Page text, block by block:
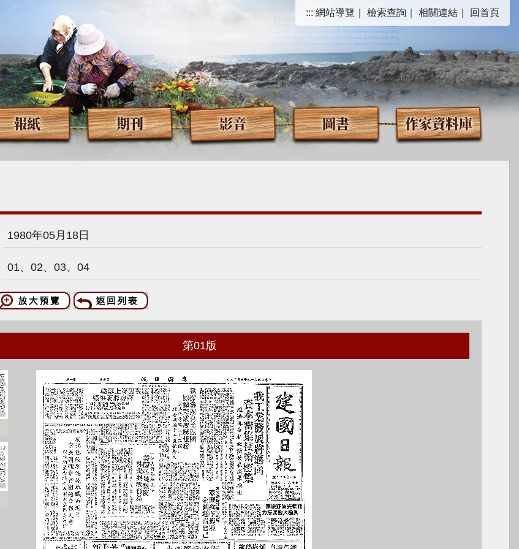
::: 網站導覽 檢索查詢 相關連結 回首頁
報紙 期刊 影音 圖書 作家資料庫
1980年05月18日
01、02、03、04
第01版